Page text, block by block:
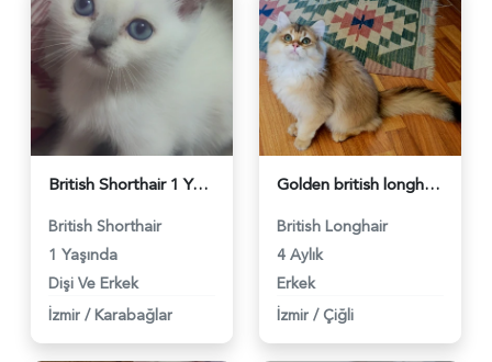
British Shorthair 1 Yaşında İzmir'de Yuva Arıyor - 5789
British Shorthair
1 Yaşında
Dişi Ve Erkek
İzmir / Karabağlar
Golden british longhair 4 Aylık - 5753
British Longhair
4 Aylık
Erkek
İzmir / Çiğli